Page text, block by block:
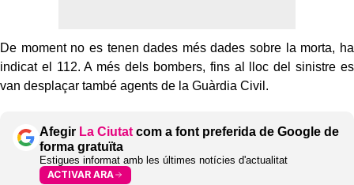
De moment no es tenen dades més dades sobre la morta, ha
indicat el 112. A més dels bombers, fins al lloc del sinistre es
van desplaçar també agents de la Guàrdia Civil.
Afegir La Ciutat com a font preferida de Google de
forma gratuïta
Estigues informat amb les últimes notícies d'actualitat
ACTIVAR ARA